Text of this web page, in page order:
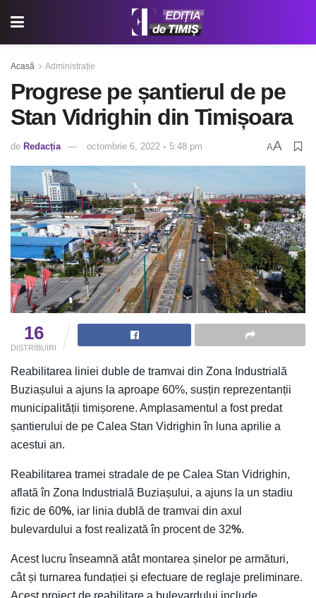
Acasă Administrație
Progrese pe șantierul de pe
Stan Vidrighin din Timișoara
de Redacția octombrie 6, 2022 ◦ 5:48 pm AA
16
DISTRIBUIRI
Reabilitarea liniei duble de tramvai din Zona Industrială
Buziașului a ajuns la aproape 60%, susțin reprezentanții
municipalității timișorene. Amplasamentul a fost predat
șantierului de pe Calea Stan Vidrighin în luna aprilie a
acestui an.
Reabilitarea tramei stradale de pe Calea Stan Vidrighin,
aflată în Zona Industrială Buziașului, a ajuns la un stadiu
fizic de 60%, iar linia dublă de tramvai din axul
bulevardului a fost realizată în procent de 32%.
Acest lucru înseamnă atât montarea șinelor pe armături,
cât și turnarea fundației și efectuare de reglaje preliminare.
Acest proiect de reabilitare a bulevardului include